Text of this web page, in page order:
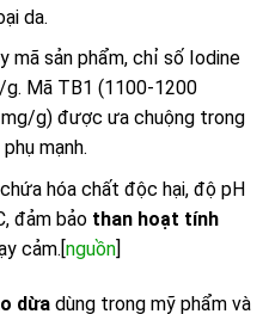
da.
mã sản phẩm, chỉ số Iodine
Mã TB1 (1100-1200
g) được ưa chuộng trong
mạnh.
hóa chất độc hại, độ pH
đảm bảo than hoạt tính
cảm.[nguồn]
dừa dùng trong mỹ phẩm và